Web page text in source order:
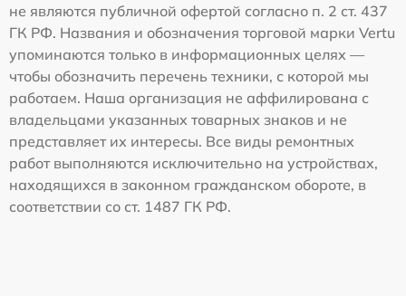
не являются публичной офертой согласно п. 2 ст. 437
ГК РФ. Названия и обозначения торговой марки Vertu
упоминаются только в информационных целях —
чтобы обозначить перечень техники, с которой мы
работаем. Наша организация не аффилирована с
владельцами указанных товарных знаков и не
представляет их интересы. Все виды ремонтных
работ выполняются исключительно на устройствах,
находящихся в законном гражданском обороте, в
соответствии со ст. 1487 ГК РФ.